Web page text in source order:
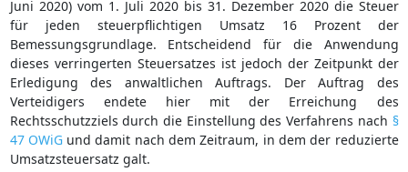
Juni 2020) vom 1. Juli 2020 bis 31. Dezember 2020 die Steuer
für jeden steuerpflichtigen Umsatz 16 Prozent der
Bemessungsgrundlage. Entscheidend für die Anwendung
dieses verringerten Steuersatzes ist jedoch der Zeitpunkt der
Erledigung des anwaltlichen Auftrags. Der Auftrag des
Verteidigers endete hier mit der Erreichung des
Rechtsschutzziels durch die Einstellung des Verfahrens nach §
47 OWiGund damit nach dem Zeitraum, in dem der reduzierte
Umsatzsteuersatz galt.